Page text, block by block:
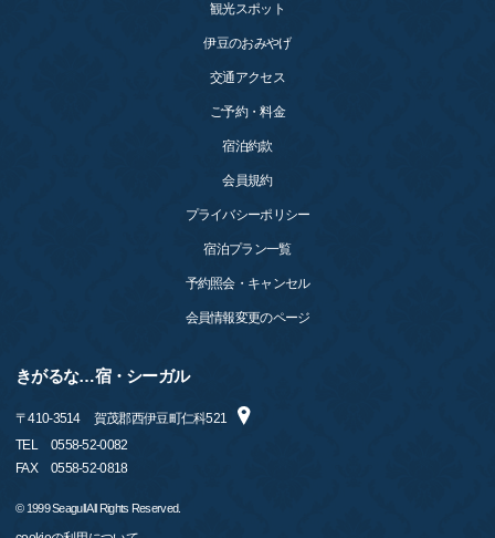
観光スポット
伊豆のおみやげ
交通アクセス
ご予約・料金
宿泊約款
会員規約
プライバシーポリシー
宿泊プラン一覧
予約照会・キャンセル
会員情報変更のページ
きがるな…宿・シーガル
〒410-3514
賀茂郡西伊豆町仁科521
TEL
0558-52-0082
FAX
0558-52-0818
© 1999 Seagull All Rights Reserved.